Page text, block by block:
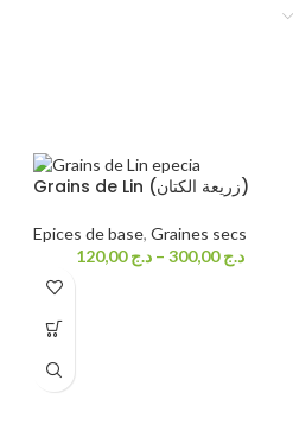
Grains de Lin (زريعة الكتان)
Epices de base, Graines secs
د.ج120,00 – د.ج300,00